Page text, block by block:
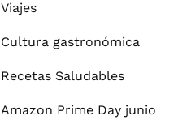
Viajes
Cultura gastronómica
Recetas Saludables
Amazon Prime Day junio